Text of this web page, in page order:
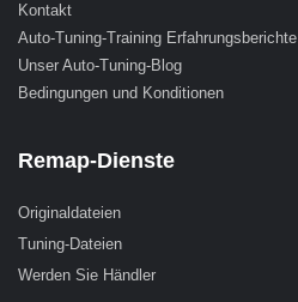
Kontakt
Auto-Tuning-Training Erfahrungsberichte
Unser Auto-Tuning-Blog
Bedingungen und Konditionen
Remap-Dienste
Originaldateien
Tuning-Dateien
Werden Sie Händler